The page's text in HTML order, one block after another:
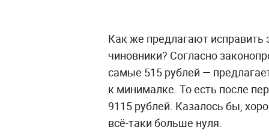
Как же предлагают исправить
чиновники? Согласно
самые 515 рублей —
к минималке. То есть после
9115 рублей. Казалось бы,
всё-таки больше нуля.